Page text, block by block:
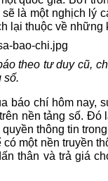
là một nghịch lý
lại thuộc về
theo tư duy cũ,
số.
báo chí hôm nay,
nền tảng số. Đó
thông tin
có một nền truyền
thân và trả giá